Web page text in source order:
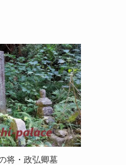
将・政弘卿墓